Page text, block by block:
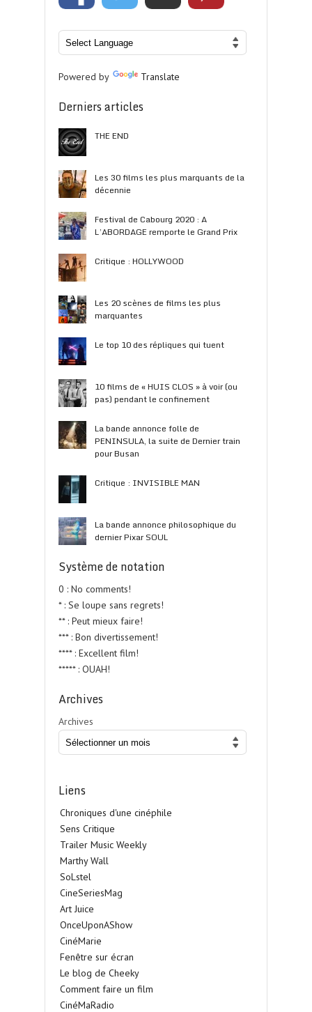
Powered by Translate
Derniers articles
THE END
Les 30 films les plus marquants de la
décennie
Festival de Cabourg 2020 : A
L’ABORDAGE remporte le Grand Prix
Critique : HOLLYWOOD
Les 20 scènes de films les plus
marquantes
Le top 10 des répliques qui tuent
10 films de « HUIS CLOS » à voir (ou
pas) pendant le confinement
La bande annonce folle de
PENINSULA, la suite de Dernier train
pour Busan
Critique : INVISIBLE MAN
La bande annonce philosophique du
dernier Pixar SOUL
Système de notation
0 : No comments!
* : Se loupe sans regrets!
** : Peut mieux faire!
*** : Bon divertissement!
**** : Excellent film!
***** : OUAH!
Archives
Archives
Liens
Chroniques d'une cinéphile
Sens Critique
Trailer Music Weekly
Marthy Wall
SoLstel
CineSeriesMag
Art Juice
OnceUponAShow
CinéMarie
Fenêtre sur écran
Le blog de Cheeky
Comment faire un film
CinéMaRadio